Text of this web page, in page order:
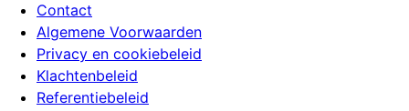
Contact
Algemene Voorwaarden
Privacy en cookiebeleid
Klachtenbeleid
Referentiebeleid